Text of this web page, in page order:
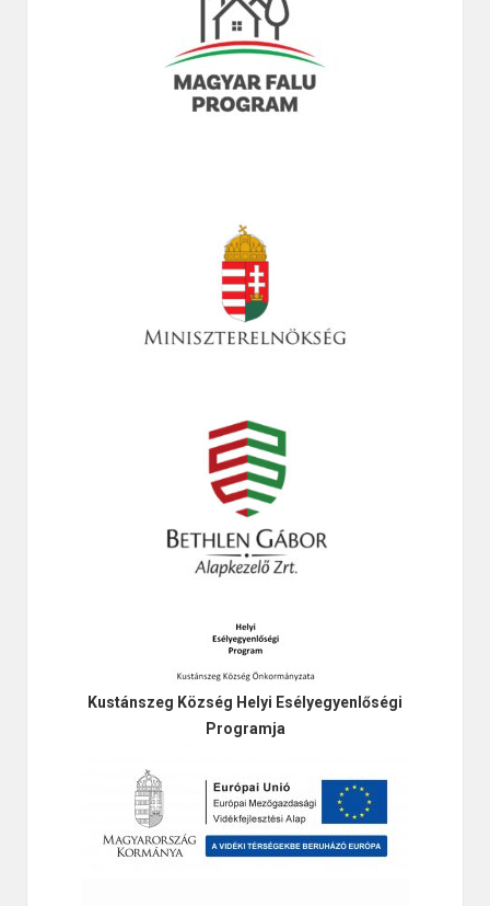
Kustánszeg Község Helyi Esélyegyenlőségi
Programja